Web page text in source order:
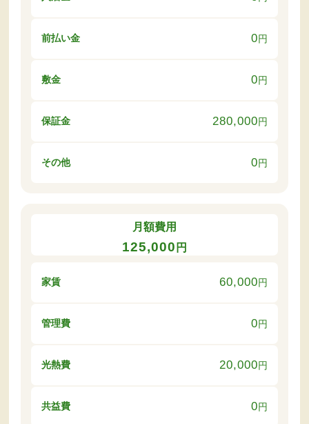
前払い金 0円
敷金 0円
保証金 280,000円
その他 0円
月額費用
125,000 円
家賃 60,000円
管理費 0円
光熱費 20,000円
共益費 0円